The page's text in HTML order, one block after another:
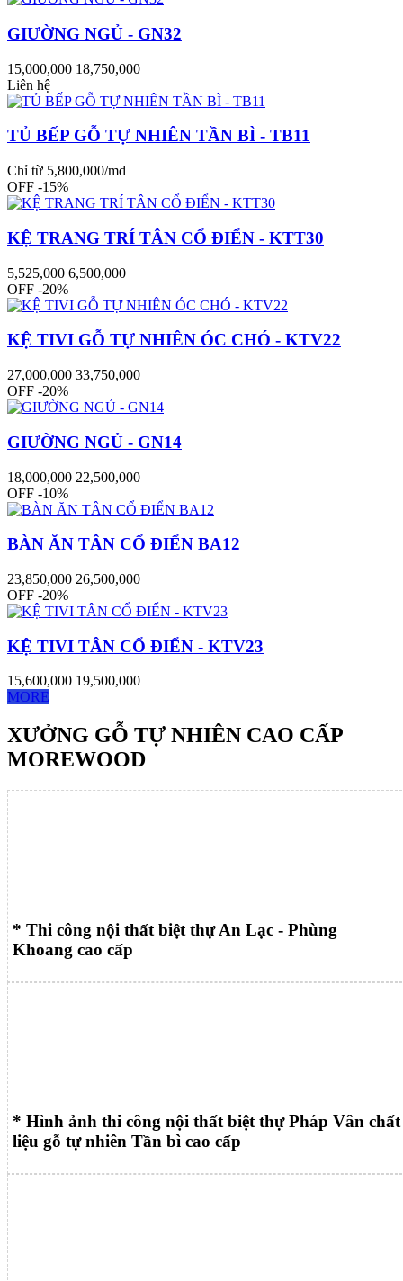
GIƯỜNG NGỦ - GN32
15,000,000 18,750,000
Liên hệ
TỦ BẾP GỖ TỰ NHIÊN TẦN BÌ - TB11
Chỉ từ 5,800,000/md
OFF -15%
KỆ TRANG TRÍ TÂN CỔ ĐIỂN - KTT30
5,525,000 6,500,000
OFF -20%
KỆ TIVI GỖ TỰ NHIÊN ÓC CHÓ - KTV22
27,000,000 33,750,000
OFF -20%
GIƯỜNG NGỦ - GN14
18,000,000 22,500,000
OFF -10%
BÀN ĂN TÂN CỔ ĐIỂN BA12
23,850,000 26,500,000
OFF -20%
KỆ TIVI TÂN CỔ ĐIỂN - KTV23
15,600,000 19,500,000
MORE
XƯỞNG GỖ TỰ NHIÊN CAO CẤP
MOREWOOD
* Thi công nội thất biệt thự An Lạc - Phùng
Khoang cao cấp
* Hình ảnh thi công nội thất biệt thự Pháp Vân chất
liệu gỗ tự nhiên Tần bì cao cấp